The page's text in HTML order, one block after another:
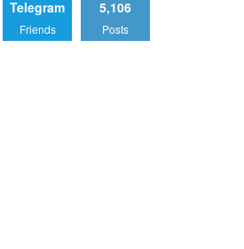
Telegram
Friends
5,106
Posts